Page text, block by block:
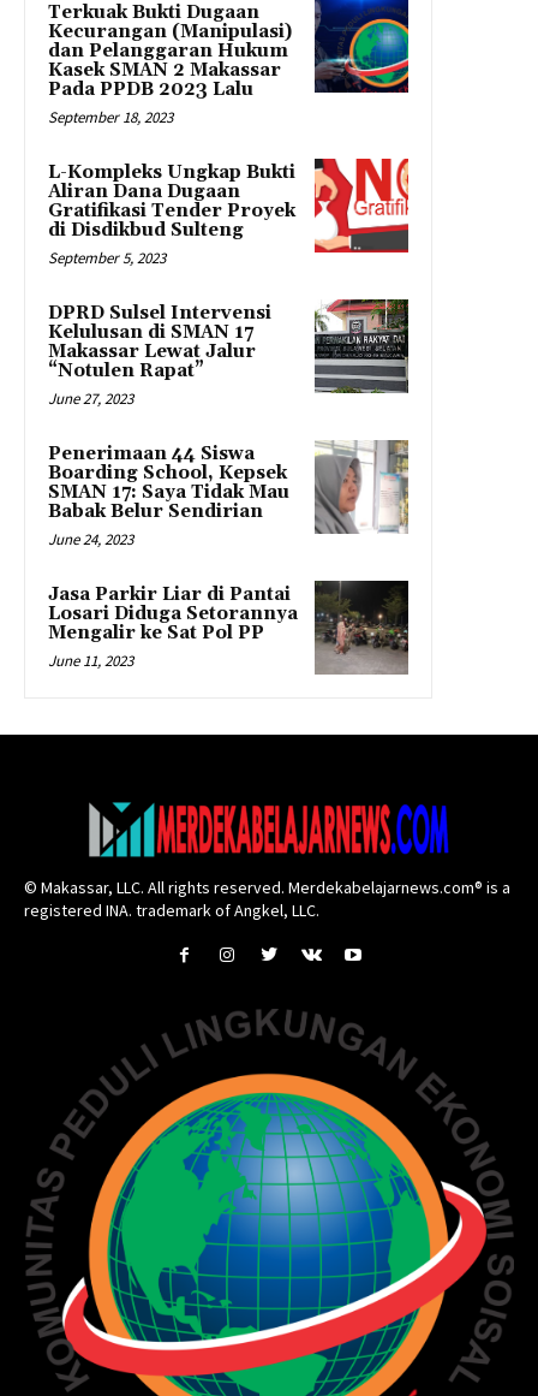
Terkuak Bukti Dugaan
Kecurangan (Manipulasi)
dan Pelanggaran Hukum
Kasek SMAN 2 Makassar
Pada PPDB 2023 Lalu
September 18, 2023
L-Kompleks Ungkap Bukti
Aliran Dana Dugaan
Gratifikasi Tender Proyek
di Disdikbud Sulteng
September 5, 2023
DPRD Sulsel Intervensi
Kelulusan di SMAN 17
Makassar Lewat Jalur
“Notulen Rapat”
June 27, 2023
Penerimaan 44 Siswa
Boarding School, Kepsek
SMAN 17: Saya Tidak Mau
Babak Belur Sendirian
June 24, 2023
Jasa Parkir Liar di Pantai
Losari Diduga Setorannya
Mengalir ke Sat Pol PP
June 11, 2023
© Makassar, LLC. All rights reserved. Merdekabelajarnews.com® is a
registered INA. trademark of Angkel, LLC.